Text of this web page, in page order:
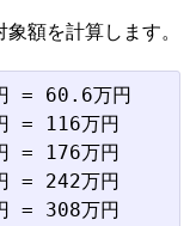
額を計算します。
= 60.6万円
= 116万円
= 176万円
= 242万円
= 308万円